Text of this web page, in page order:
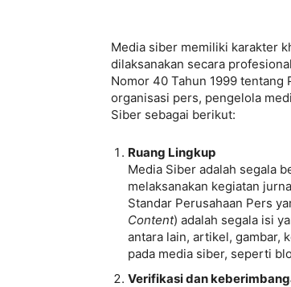
Media siber memiliki karakter
dilaksanakan secara
Nomor 40 Tahun 1999 tentang
organisasi pers, pengelola
Siber sebagai berikut:
Ruang Lingkup
Media Siber adalah segala
melaksanakan kegiatan
Standar Perusahaan Pers
Content) adalah segala isi
antara lain, artikel, gambar,
pada media siber, seperti
Verifikasi dan